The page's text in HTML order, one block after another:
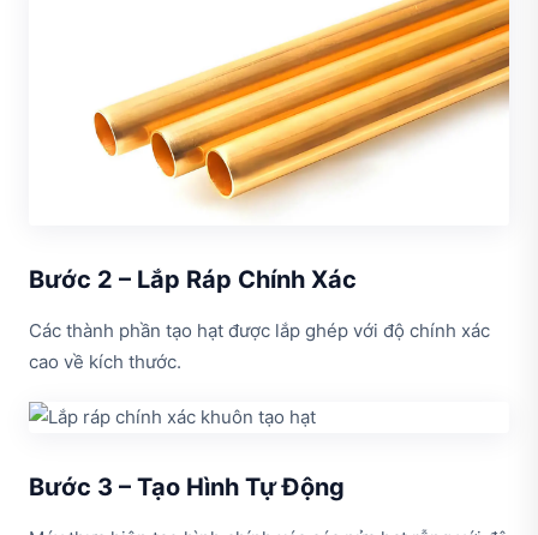
Bước 2 – Lắp Ráp Chính Xác
Các thành phần tạo hạt được lắp ghép với độ chính xác
cao về kích thước.
Bước 3 – Tạo Hình Tự Động